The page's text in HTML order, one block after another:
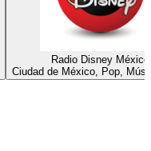
Radio Disney México
Ciudad de México, Pop,